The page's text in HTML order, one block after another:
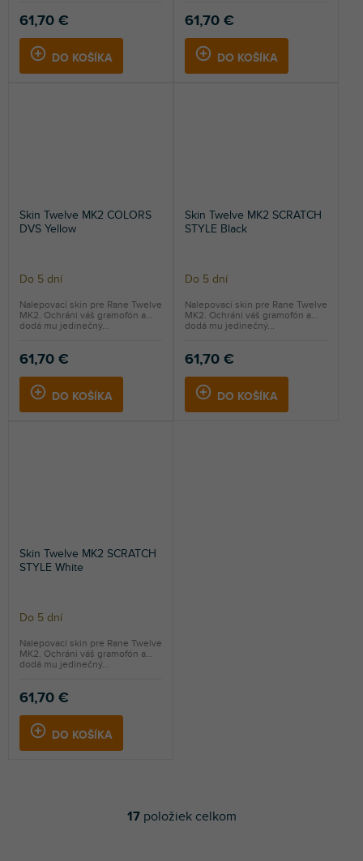
61,70 €
DO KOŠÍKA
61,70 €
DO KOŠÍKA
Skin Twelve MK2 COLORS
DVS Yellow
Do 5 dní
61,70 €
DO KOŠÍKA
Nalepovací skin pre Rane Twelve
MK2. Ochráni váš gramofón a
dodá mu jedinečný...
Skin Twelve MK2 SCRATCH
STYLE Black
Do 5 dní
61,70 €
DO KOŠÍKA
Nalepovací skin pre Rane Twelve
MK2. Ochráni váš gramofón a
dodá mu jedinečný...
Skin Twelve MK2 SCRATCH
STYLE White
Do 5 dní
61,70 €
DO KOŠÍKA
Nalepovací skin pre Rane Twelve
MK2. Ochráni váš gramofón a
dodá mu jedinečný...
O
17položiek celkom